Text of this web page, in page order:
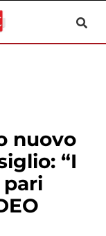
nuovo
“I